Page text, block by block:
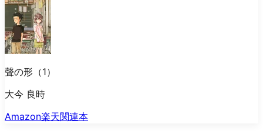
聲の形（1）
大今 良時
Amazon楽天関連本